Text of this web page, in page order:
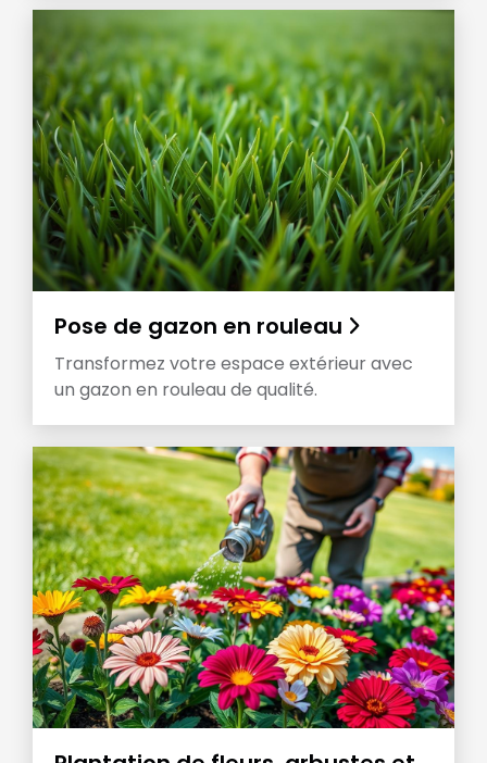
Pose de gazon en rouleau
Transformez votre espace extérieur avec
un gazon en rouleau de qualité.